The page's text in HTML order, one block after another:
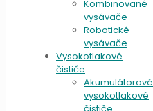
Kombinované
vysávače
Robotické
vysávače
Vysokotlakové
čističe
Akumulátorové
vysokotlakové
čističe